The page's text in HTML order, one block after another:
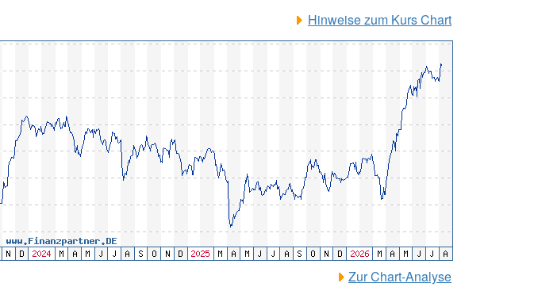
Hinweise zum Kurs Chart
Zur Chart-Analyse